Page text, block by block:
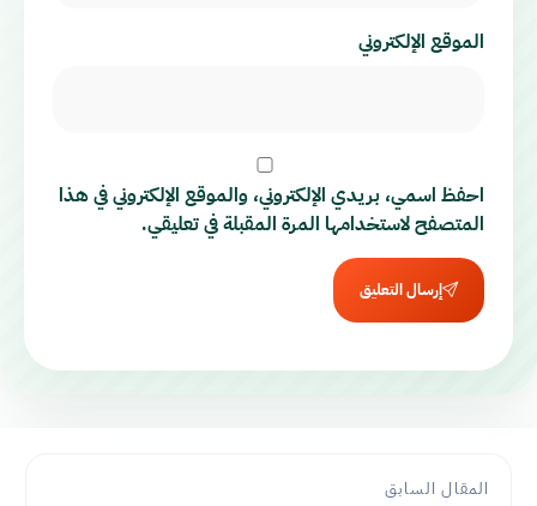
الموقع الإلكتروني
احفظ اسمي، بريدي الإلكتروني، والموقع الإلكتروني في هذا
المتصفح لاستخدامها المرة المقبلة في تعليقي.
إرسال التعليق
المقال السابق